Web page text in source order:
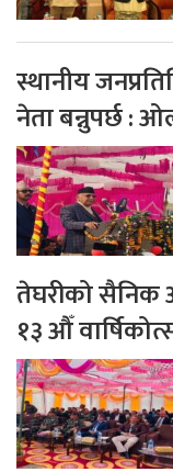
स्थानीय
नेता बन्नुपर्छ :
तेघरीको सैनिक
१३ औँ